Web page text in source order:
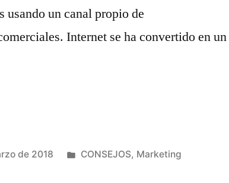
usando un canal propio de
Internet se ha convertido en un
de 2018
Publicado
CONSEJOS, Marketing